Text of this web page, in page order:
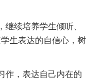
续培养学生倾听、
生表达的自信心，树
作，表达自己内在的